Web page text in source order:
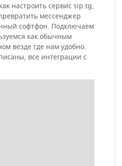
настроить сервис sip.tg,
мессенджер
софтфон. Подключаем
как обычным
везде где нам удобно.
все интеграции с